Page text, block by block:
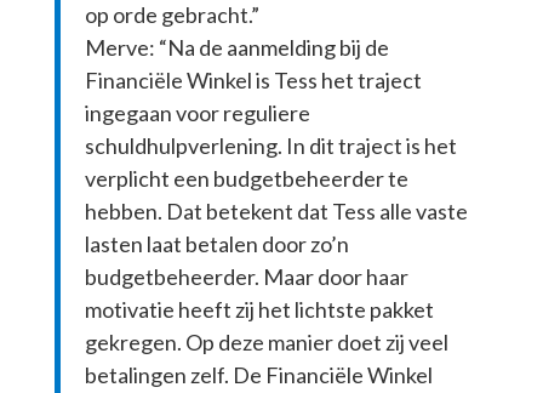
op orde gebracht.”
Merve: “Na de aanmelding bij de
Financiële Winkel is Tess het traject
ingegaan voor reguliere
schuldhulpverlening. In dit traject is het
verplicht een budgetbeheerder te
hebben. Dat betekent dat Tess alle vaste
lasten laat betalen door zo’n
budgetbeheerder. Maar door haar
motivatie heeft zij het lichtste pakket
gekregen. Op deze manier doet zij veel
betalingen zelf. De Financiële Winkel